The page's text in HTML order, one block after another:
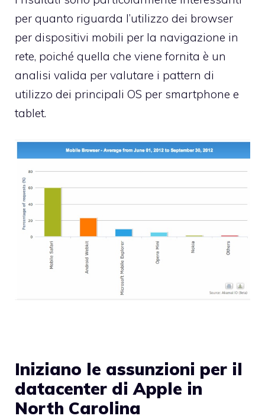
per quanto riguarda l’utilizzo dei browser
per dispositivi mobili per la navigazione in
rete, poiché quella che viene fornita è un
analisi valida per valutare i pattern di
utilizzo dei principali OS per smartphone e
tablet.
Iniziano le assunzioni per il
datacenter di Apple in
North Carolina